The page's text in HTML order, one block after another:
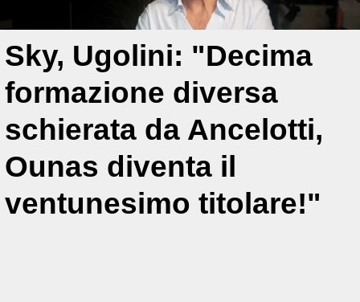
Sky, Ugolini: "Decima
formazione diversa
schierata da Ancelotti,
Ounas diventa il
ventunesimo titolare!"